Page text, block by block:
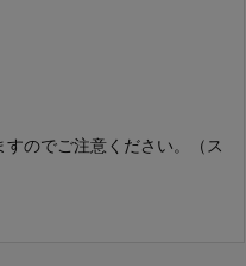
のでご注意ください。（ス